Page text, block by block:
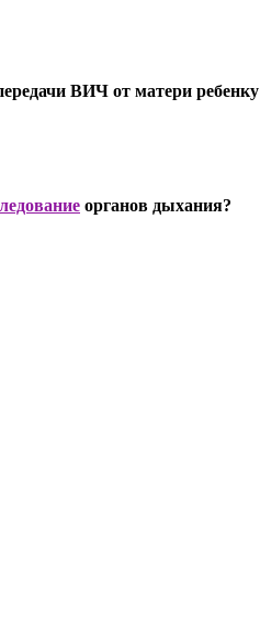
ВИЧ от матери ребенку
органов дыхания?